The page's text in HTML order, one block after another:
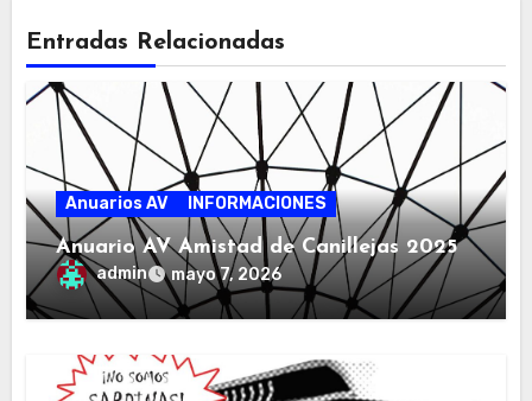
Entradas Relacionadas
Anuarios AV INFORMACIONES
Anuario AV Amistad de Canillejas 2025
admin mayo 7, 2026